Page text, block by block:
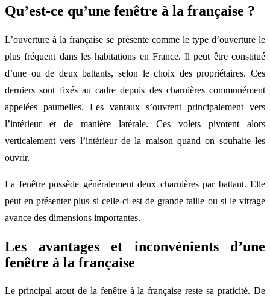
Qu’est-ce qu’une fenêtre à la française ?
L’ouverture à la française se présente comme le type d’ouverture le
plus fréquent dans les habitations en France. Il peut être constitué
d’une ou de deux battants, selon le choix des propriétaires. Ces
derniers sont fixés au cadre depuis des charnières communément
appelées paumelles. Les vantaux s’ouvrent principalement vers
l’intérieur et de manière latérale. Ces volets pivotent alors
verticalement vers l’intérieur de la maison quand on souhaite les
ouvrir.
La fenêtre possède généralement deux charnières par battant. Elle
peut en présenter plus si celle-ci est de grande taille ou si le vitrage
avance des dimensions importantes.
Les avantages et inconvénients d’une
fenêtre à la française
Le principal atout de la fenêtre à la française reste sa praticité. De